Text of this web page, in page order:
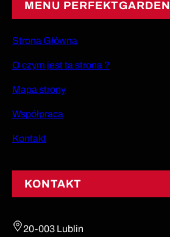
MENU PERFEKTGARDEN
Strona Główna
O czym jest ta strona ?
Mapa strony
Współpraca
Kontakt
KONTAKT
20-003 Lublin